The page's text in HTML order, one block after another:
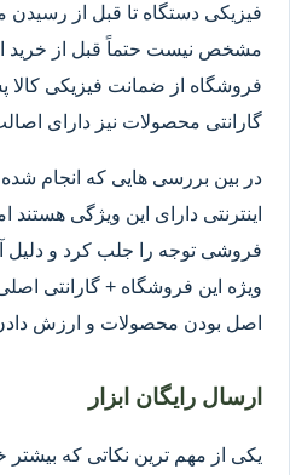
فیزیکی دستگاه تا قبل از
مشخص نیست حتماً قبل از خرید
فروشگاه از ضمانت فیزیکی کالا
گارانتی محصولات نیز دارای
در بین بررسی هایی که انجام
اینترنتی دارای این ویژگی هستند
ویژه این فروشگاه + گارانتی
اصل بودن محصولات و ارزش
ارسال رایگان ابزار
یکی از مهم ترین نکاتی که بیشتر